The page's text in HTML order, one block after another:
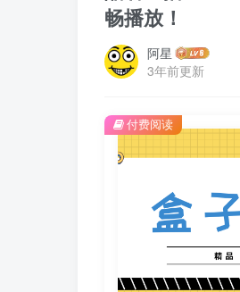
畅播放！
阿星
3年前更新
付费阅读